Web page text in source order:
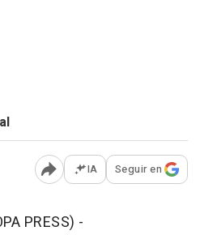
Abrir opciones para
IA Seguir en
PRESS) -